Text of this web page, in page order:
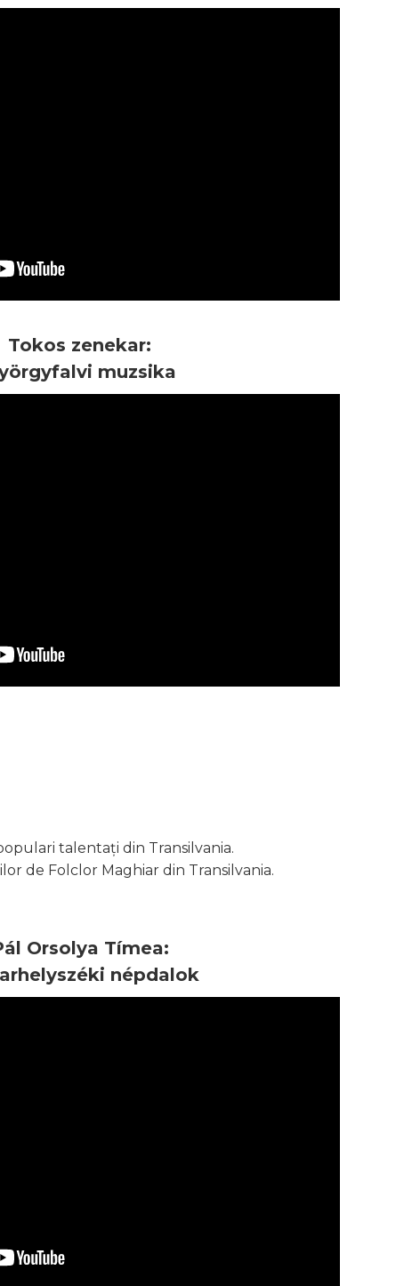
Tokos zenekar:
muzsika
talentați din Transilvania.
de Folclor Maghiar din Transilvania.
Orsolya Tímea:
népdalok